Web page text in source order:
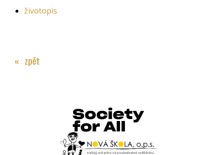
životopis
« zpět